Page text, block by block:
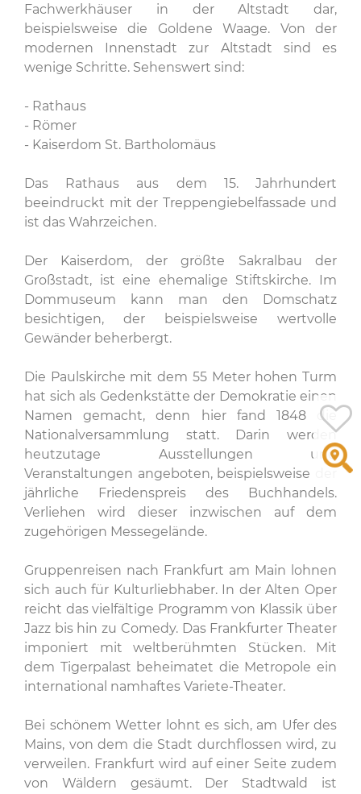
Fachwerkhäuser in der Altstadt dar,
beispielsweise die Goldene Waage. Von der
modernen Innenstadt zur Altstadt sind es
wenige Schritte. Sehenswert sind:
- Rathaus
- Römer
- Kaiserdom St. Bartholomäus
Das Rathaus aus dem 15. Jahrhundert
beeindruckt mit der Treppengiebelfassade und
ist das Wahrzeichen.
Der Kaiserdom, der größte Sakralbau der
Großstadt, ist eine ehemalige Stiftskirche. Im
Dommuseum kann man den Domschatz
besichtigen, der beispielsweise wertvolle
Gewänder beherbergt.
Die Paulskirche mit dem 55 Meter hohen Turm
hat sich als Gedenkstätte der Demokratie einen
Namen gemacht, denn hier fand 1848 die
Nationalversammlung statt. Darin werden
heutzutage Ausstellungen und
Veranstaltungen angeboten, beispielsweise der
jährliche Friedenspreis des Buchhandels.
Verliehen wird dieser inzwischen auf dem
zugehörigen Messegelände.
Gruppenreisen nach Frankfurt am Main lohnen
sich auch für Kulturliebhaber. In der Alten Oper
reicht das vielfältige Programm von Klassik über
Jazz bis hin zu Comedy. Das Frankfurter Theater
imponiert mit weltberühmten Stücken. Mit
dem Tigerpalast beheimatet die Metropole ein
international namhaftes Variete-Theater.
Bei schönem Wetter lohnt es sich, am Ufer des
Mains, von dem die Stadt durchflossen wird, zu
verweilen. Frankfurt wird auf einer Seite zudem
von Wäldern gesäumt. Der Stadtwald ist